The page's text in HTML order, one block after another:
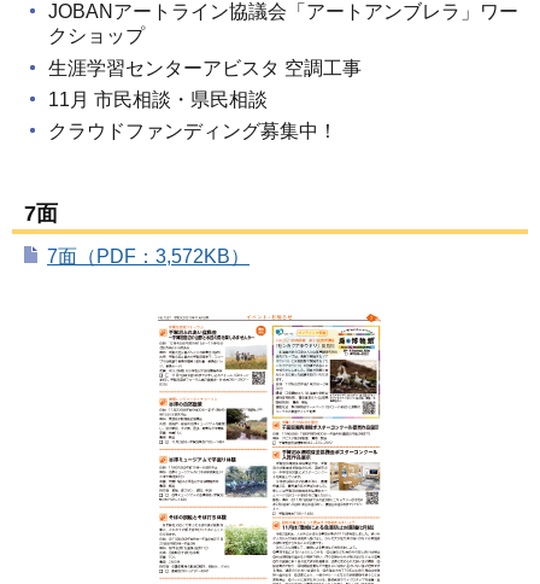
JOBANアートライン協議会「アートアンブレラ」ワー
クショップ
生涯学習センターアビスタ 空調工事
11月 市民相談・県民相談
クラウドファンディング募集中！
7面
7面（PDF：3,572KB）